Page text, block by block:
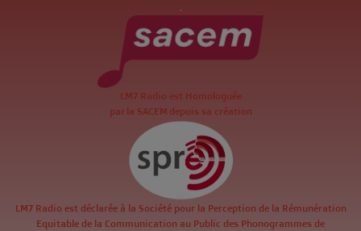
.
LM7 Radio est Homologuée
par la SACEM depuis sa création
LM7 Radio est déclarée à la Société pour la Perception de la Rémunération
Equitable de la Communication au Public des Phonogrammes de